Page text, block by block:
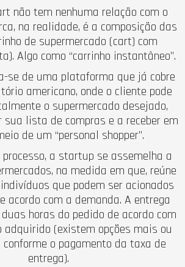
não tem nenhuma relação com o
na realidade, é a composição das
de supermercado (cart) com
Algo como “carrinho instantâneo”.
se de uma plataforma que já cobre
americano, onde o cliente pode
o supermercado desejado,
lista de compras e a receber em
de um “personal shopper”.
a startup se assemelha a
na medida em que, reúne
que podem ser acionados
acordo com a demanda. A entrega
horas do pedido de acordo com
adquirido (existem opções mais ou
o pagamento da taxa de
entrega).